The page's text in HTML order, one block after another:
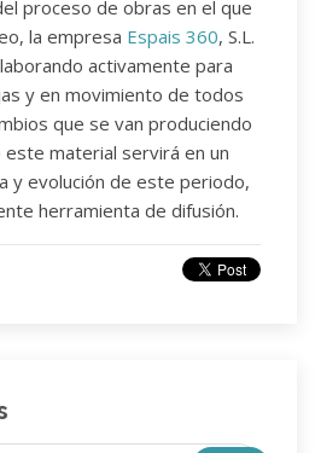
proceso de obras en el que
la empresa Espais 360, S.L.
activamente para
y en movimiento de todos
que se van produciendo
material servirá en un
y evolución de este periodo,
herramienta de difusión.